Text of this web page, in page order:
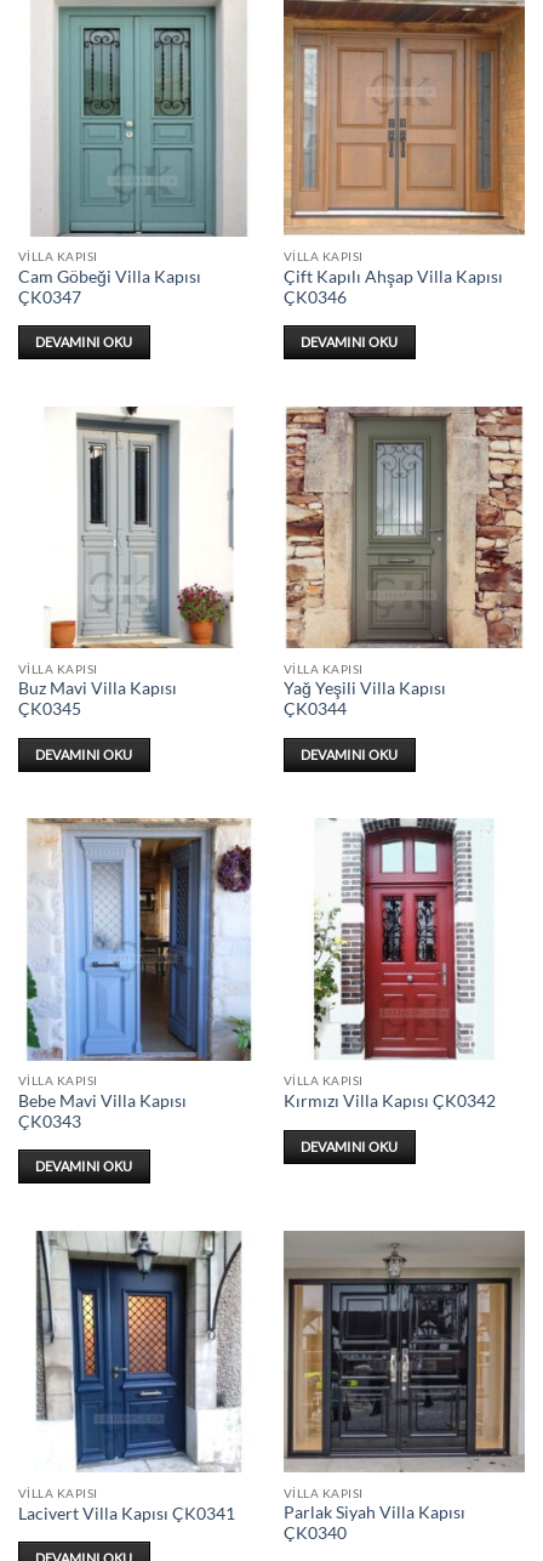
VILLA KAPISI
Cam Göbeği Villa Kapısı
ÇK0347
DEVAMINI OKU
VILLA KAPISI
Çift Kapılı Ahşap Villa Kapısı
ÇK0346
DEVAMINI OKU
VILLA KAPISI
Buz Mavi Villa Kapısı
ÇK0345
DEVAMINI OKU
VILLA KAPISI
Yağ Yeşili Villa Kapısı
ÇK0344
DEVAMINI OKU
VILLA KAPISI
Bebe Mavi Villa Kapısı
ÇK0343
DEVAMINI OKU
VILLA KAPISI
Kırmızı Villa Kapısı ÇK0342
DEVAMINI OKU
VILLA KAPISI
Lacivert Villa Kapısı ÇK0341
VILLA KAPISI
Parlak Siyah Villa Kapısı
ÇK0340